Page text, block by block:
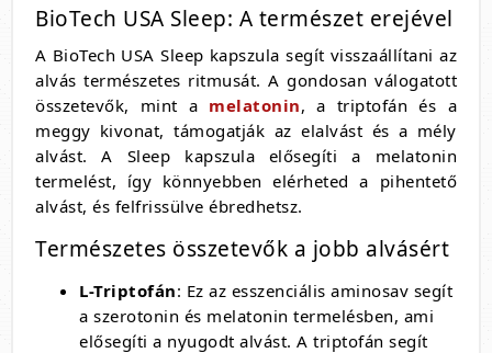
BioTech USA Sleep: A természet erejével
A BioTech USA Sleep kapszula segít visszaállítani az
alvás természetes ritmusát. A gondosan válogatott
összetevők, mint a melatonin, a triptofán és a
meggy kivonat, támogatják az elalvást és a mély
alvást. A Sleep kapszula elősegíti a melatonin
termelést, így könnyebben elérheted a pihentető
alvást, és felfrissülve ébredhetsz.
Természetes összetevők a jobb alvásért
L-Triptofán: Ez az esszenciális aminosav segít
a szerotonin és melatonin termelésben, ami
elősegíti a nyugodt alvást. A triptofán segít